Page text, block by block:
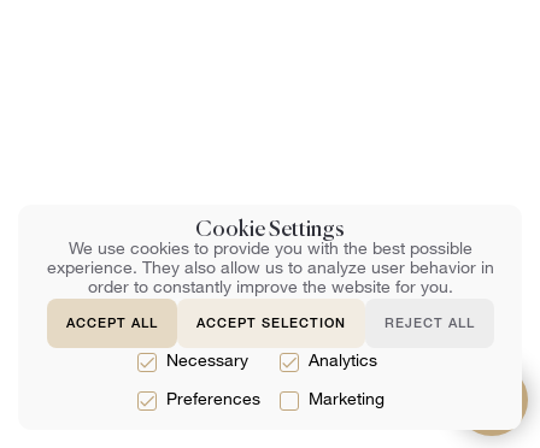
Cookie Settings
We use cookies to provide you with the best possible
experience. They also allow us to analyze user behavior in
order to constantly improve the website for you.
ACCEPT ALL ACCEPT SELECTION REJECT ALL
Necessary Analytics
Preferences Marketing